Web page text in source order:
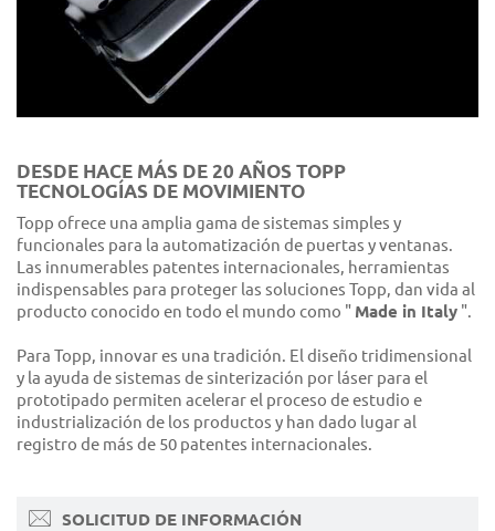
DESDE HACE MÁS DE 20 AÑOS TOPP
TECNOLOGÍAS DE MOVIMIENTO
Topp ofrece una amplia gama de sistemas simples y
funcionales para la automatización de puertas y ventanas.
Las innumerables patentes internacionales, herramientas
indispensables para proteger las soluciones Topp, dan vida al
producto conocido en todo el mundo como " Made in Italy ".
Para Topp, innovar es una tradición. El diseño tridimensional
y la ayuda de sistemas de sinterización por láser para el
prototipado permiten acelerar el proceso de estudio e
industrialización de los productos y han dado lugar al
registro de más de 50 patentes internacionales.
SOLICITUD DE INFORMACIÓN